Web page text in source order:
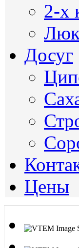
2-х
Досуг
Цены